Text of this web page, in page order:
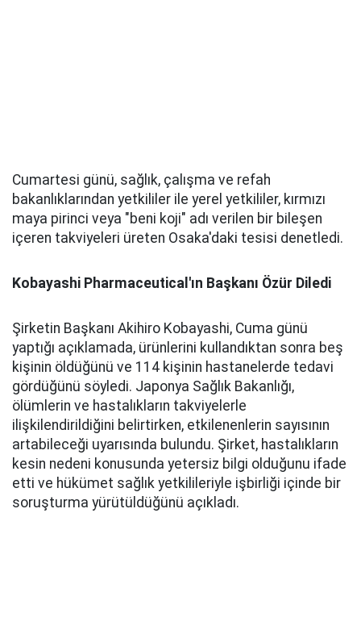
Cumartesi günü, sağlık, çalışma ve refah
bakanlıklarından yetkililer ile yerel yetkililer, kırmızı
maya pirinci veya "beni koji" adı verilen bir bileşen
içeren takviyeleri üreten Osaka'daki tesisi denetledi.
Kobayashi Pharmaceutical'ın Başkanı Özür Diledi
Şirketin Başkanı Akihiro Kobayashi, Cuma günü
yaptığı açıklamada, ürünlerini kullandıktan sonra beş
kişinin öldüğünü ve 114 kişinin hastanelerde tedavi
gördüğünü söyledi. Japonya Sağlık Bakanlığı,
ölümlerin ve hastalıkların takviyelerle
ilişkilendirildiğini belirtirken, etkilenenlerin sayısının
artabileceği uyarısında bulundu. Şirket, hastalıkların
kesin nedeni konusunda yetersiz bilgi olduğunu ifade
etti ve hükümet sağlık yetkilileriyle işbirliği içinde bir
soruşturma yürütüldüğünü açıkladı.